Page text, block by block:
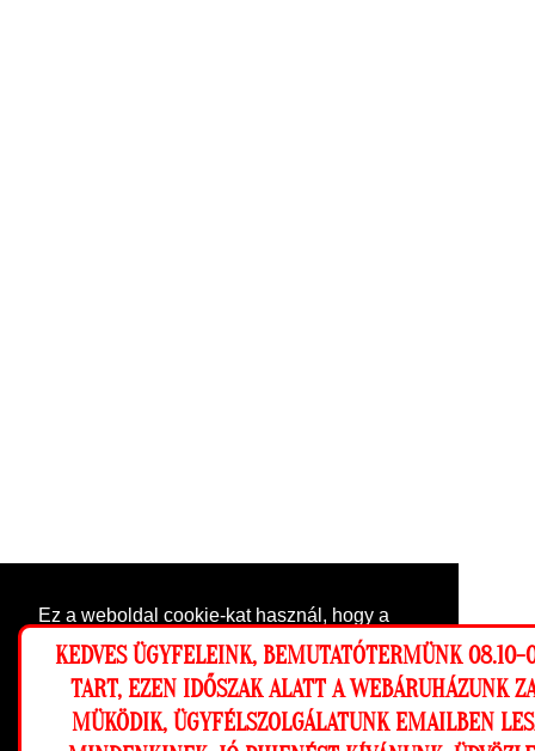
Ez a weboldal cookie-kat használ, hogy a
lehető legjobb élményt nyújtsa honlapunkon.
Beállítások
Elutasítom Engedélyezem
KEDVES ÜGYFELEINK, BEMUTATÓTERMÜNK
TART, EZEN IDŐSZAK ALATT A WEBÁRUHÁZUNK
MÜKÖDIK, ÜGYFÉLSZOLGÁLATUNK EMAILBEN